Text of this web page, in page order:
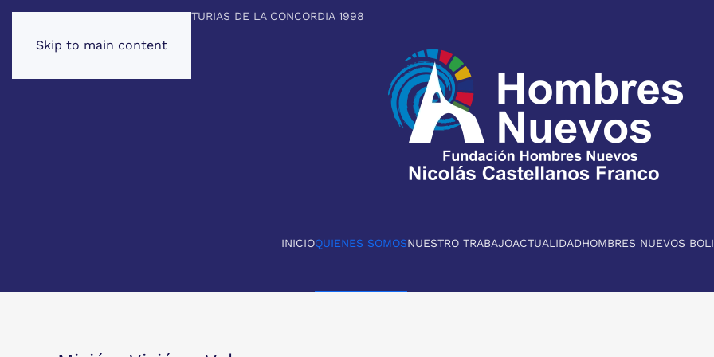
Skip to main content
PREMIO PRINCIPE DE ASTURIAS DE LA CONCORDIA 1998
INICIOQUIENES SOMOSNUESTRO TRABAJOACTUALIDADHOMBRES NUEVOS